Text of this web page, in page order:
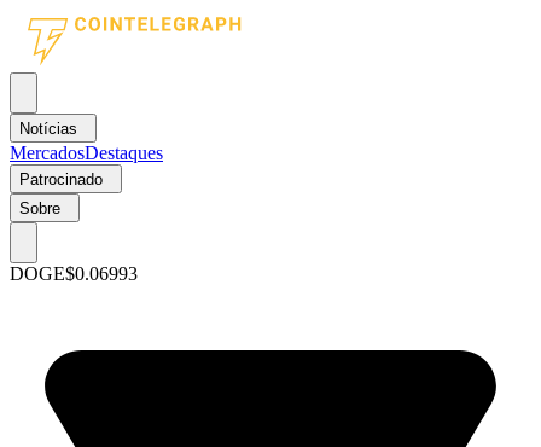
Notícias
MercadosDestaques
Patrocinado
Sobre
DOGE$0.06993